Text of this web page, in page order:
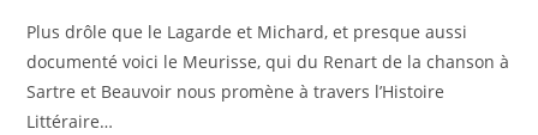
Plus drôle que le Lagarde et Michard, et presque aussi
documenté voici le Meurisse, qui du Renart de la chanson à
Sartre et Beauvoir nous promène à travers l’Histoire
Littéraire…